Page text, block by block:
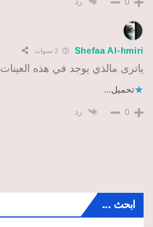
Shefaa Al-hmiri 2 سنوات
ياترى مالذي يوجد في هذه العينات
تحميل...
0 رد
ابحث …